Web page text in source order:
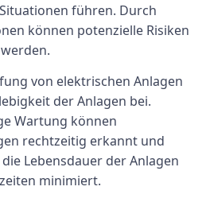
führen. Durch
können potenzielle Risiken
von elektrischen Anlagen
der Anlagen bei.
Wartung können
rechtzeitig erkannt und
Lebensdauer der Anlagen
minimiert.